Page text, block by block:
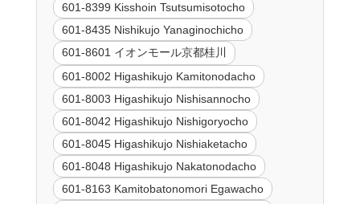
601-8399 Kisshoin Tsutsumisotocho
601-8435 Nishikujo Yanaginochicho
601-8601 イオンモール京都桂川
601-8002 Higashikujo Kamitonodacho
601-8003 Higashikujo Nishisannocho
601-8042 Higashikujo Nishigoryocho
601-8045 Higashikujo Nishiaketacho
601-8048 Higashikujo Nakatonodacho
601-8163 Kamitobatonomori Egawacho